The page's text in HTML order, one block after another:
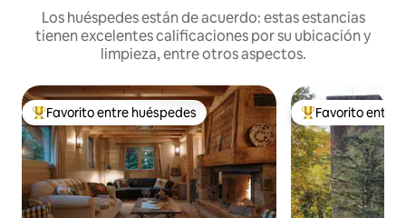
Los huéspedes están de acuerdo: estas estancias
tienen excelentes calificaciones por su ubicación y
limpieza, entre otros aspectos.
De los mejores en Favorito entre huéspedes
Favorito entre huéspedes De los mejores
Favorito entre